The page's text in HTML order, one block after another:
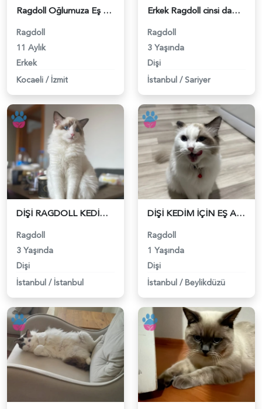
Ragdoll Oğlumuza Eş Arıyoruz - 118981795
Ragdoll
11 Aylık
Erkek
Kocaeli / İzmit
Erkek Ragdoll cinsi damat adayı arıyoruz - 118981523
Ragdoll
3 Yaşında
Dişi
İstanbul / Sariyer
DİŞİ RAGDOLL KEDİMİZE EŞ ARIYORUZ. - 118981480
Ragdoll
3 Yaşında
Dişi
İstanbul / İstanbul
DİŞİ KEDİM İÇİN EŞ ARIYORUZ - 118981305
Ragdoll
1 Yaşında
Dişi
İstanbul / Beylikdüzü